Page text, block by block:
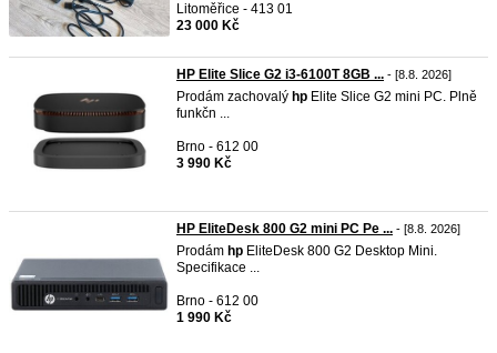
Litoměřice - 413 01
23 000 Kč
HP Elite Slice G2 i3-6100T 8GB ... - [8.8. 2026]
Prodám zachovalý hp Elite Slice G2 mini PC. Plně
funkčn ...
Brno - 612 00
3 990 Kč
HP EliteDesk 800 G2 mini PC Pe ... - [8.8. 2026]
Prodám hp EliteDesk 800 G2 Desktop Mini.
Specifikace ...
Brno - 612 00
1 990 Kč